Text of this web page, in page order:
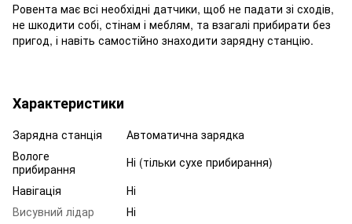
Ровента має всі необхідні датчики, щоб не падати зі сходів,
не шкодити собі, стінам і меблям, та взагалі прибирати без
пригод, і навіть самостійно знаходити зарядну станцію.
Характеристики
Зарядна станція
Автоматична зарядка
Вологе
прибирання
Ні (тільки сухе прибирання)
Навігація
Ні
Висувний лідар
Ні